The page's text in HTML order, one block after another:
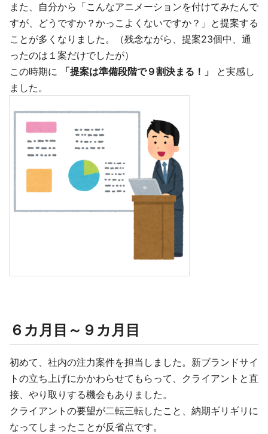
また、自分から「こんなアニメーションを付けてみたんで
すが、どうですか？かっこよくないですか？」と提案する
ことが多くなりました。（残念ながら、提案23個中、通
ったのは１案だけでしたが）
この時期に
「提案は準備段階で９割決まる！」
と実感し
ました。
６カ月目～９カ月目
初めて、社内の注力案件を担当しました。新ブランドサイ
トの立ち上げにかかわらせてもらって、クライアントと直
接、やり取りする機会もありました。
クライアントの要望が二転三転したこと、納期ギリギリに
なってしまったことが反省点です。